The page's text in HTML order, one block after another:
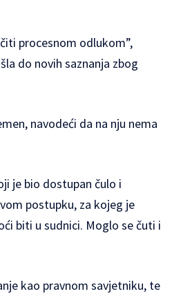
procesnom odlukom”,
do novih saznanja zbog
navodeći da na nju nema
je bio dostupan čulo i
postupku, za kojeg je
biti u sudnici. Moglo se čuti i
kao pravnom savjetniku, te